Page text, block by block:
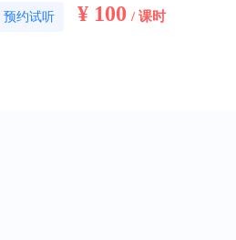
预约试听 ¥ 100 / 课时